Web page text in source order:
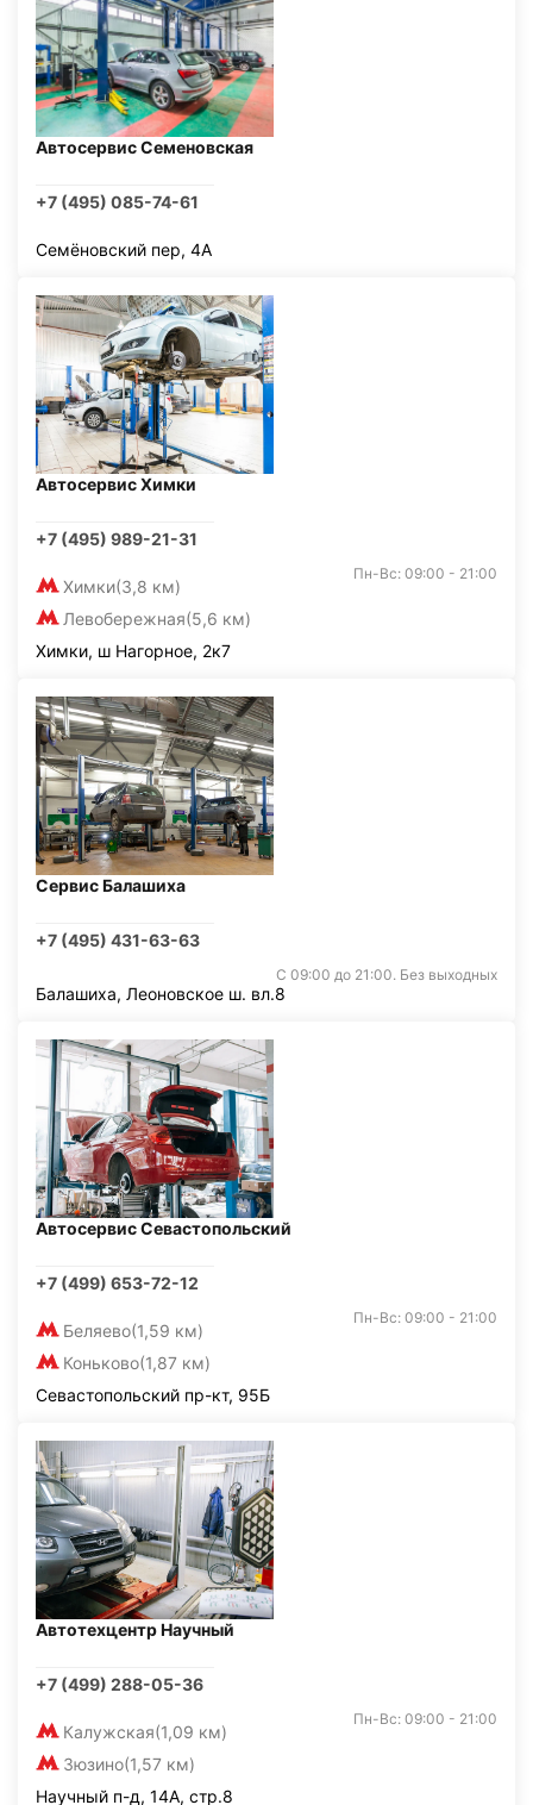
Автосервис Семеновская
+7 (495) 085-74-61
Семёновский пер, 4А
Автосервис Химки
+7 (495) 989-21-31
Химки(3,8 км)
Левобережная(5,6 км)
Пн-Вс: 09:00 - 21:00
Химки, ш Нагорное, 2к7
Сервис Балашиха
+7 (495) 431-63-63
С 09:00 до 21:00. Без выходных
Балашиха, Леоновское ш. вл.8
Автосервис Севастопольский
+7 (499) 653-72-12
Беляево(1,59 км)
Коньково(1,87 км)
Пн-Вс: 09:00 - 21:00
Севастопольский пр-кт, 95Б
Автотехцентр Научный
+7 (499) 288-05-36
Калужская(1,09 км)
Зюзино(1,57 км)
Пн-Вс: 09:00 - 21:00
Научный п-д, 14А, стр.8